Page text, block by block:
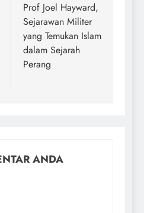
Prof Joel Hayward,
Sejarawan Militer
yang Temukan Islam
dalam Sejarah
Perang
ANDA